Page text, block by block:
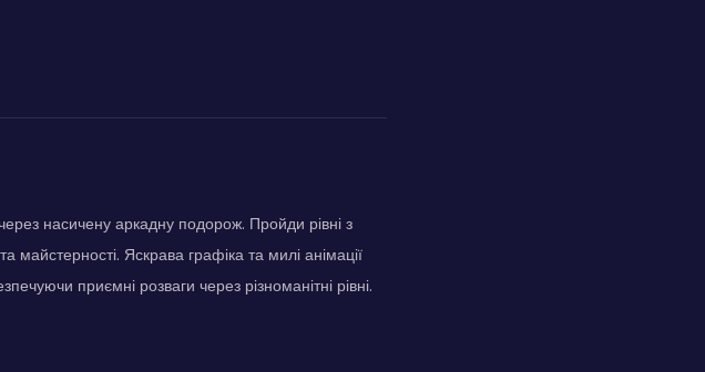
насичену аркадну подорож. Пройди рівні з
Яскрава графіка та милі анімації
приємні розваги через різноманітні рівні.